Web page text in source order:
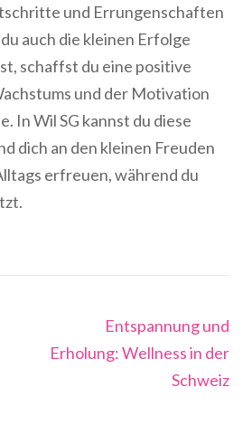
und Errungenschaften
auch die kleinen Erfolge
schaffst du eine positive
und der Motivation
In Wil SG kannst du diese
dich an den kleinen Freuden
erfreuen, während du
Entspannung und
Erholung: Wellness in der
Schweiz